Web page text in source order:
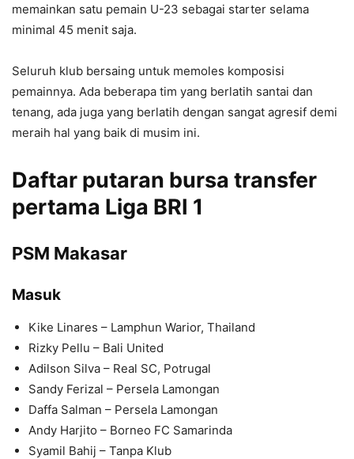
memainkan satu pemain U-23 sebagai starter selama
minimal 45 menit saja.
Seluruh klub bersaing untuk memoles komposisi
pemainnya. Ada beberapa tim yang berlatih santai dan
tenang, ada juga yang berlatih dengan sangat agresif demi
meraih hal yang baik di musim ini.
Daftar putaran bursa transfer
pertama Liga BRI 1
PSM Makasar
Masuk
Kike Linares – Lamphun Warior, Thailand
Rizky Pellu – Bali United
Adilson Silva – Real SC, Potrugal
Sandy Ferizal – Persela Lamongan
Daffa Salman – Persela Lamongan
Andy Harjito – Borneo FC Samarinda
Syamil Bahij – Tanpa Klub